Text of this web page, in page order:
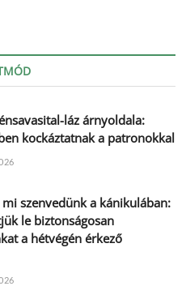
láz árnyoldala:
kockáztatnak a patronokkal
mi szenvedünk a kánikulában:
le biztonságosan
a hétvégén érkező